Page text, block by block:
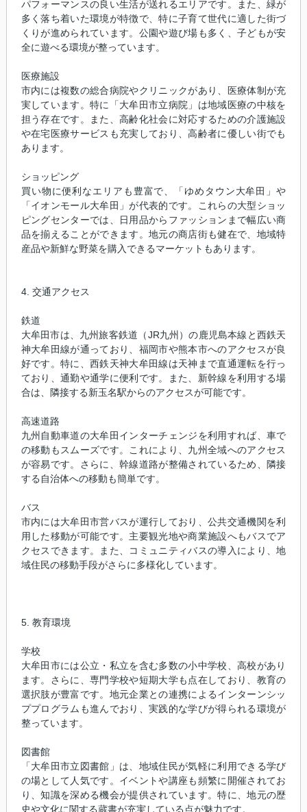
パフォーマンスの良い生活が送れるエリアです。また、緑が
多く落ち着いた環境が特徴で、特に子育て世代に適した街づ
くりが進められています。公園や遊び場も多く、子どもが安
全に遊べる環境が整っています。
医療施設
市内には複数の総合病院やクリニックがあり、医療体制が充
実しています。特に「大牟田市立病院」は地域医療の中核を
担う存在です。また、高齢化社会に対応するための介護施設
や在宅医療サービスも充実しており、高齢者に優しい街でも
あります。
ショッピング
買い物に便利なエリアも豊富で、「ゆめタウン大牟田」や
「イオンモール大牟田」が代表的です。これらの大型ショッ
ピングセンターでは、日用品からファッションまで幅広い商
品を揃えることができます。地元の商店街も健在で、地域特
産品や新鮮な野菜を購入できるマーケットもあります。
4. 交通アクセス
鉄道
大牟田市は、九州旅客鉄道（JR九州）の鹿児島本線と西鉄天
神大牟田線が通っており、福岡市や熊本市へのアクセスが良
好です。特に、西鉄天神大牟田線は天神まで直通運転を行っ
ており、通勤や通学に便利です。また、新幹線を利用する場
合は、隣接する新玉名駅からのアクセスが可能です。
高速道路
九州自動車道の大牟田インターチェンジを利用すれば、車で
の移動もスムーズです。これにより、九州全域へのアクセス
が容易です。さらに、幹線道路が整備されているため、隣接
する自治体への移動も簡単です。
バス
市内には大牟田市営バスが運行しており、公共交通機関を利
用した移動が可能です。主要観光地や商業施設へもバスでア
クセスできます。また、コミュニティバスの導入により、地
域住民の移動手段がさらに多様化しています。
5. 教育環境
学校
大牟田市には公立・私立を含む多数の小中学校、高校があり
ます。さらに、専門学校や短期大学も点在しており、教育の
選択肢が豊富です。地元企業との連携によるインターンシッ
ププログラムも進んでおり、実践的な学びが得られる環境が
整っています。
図書館
「大牟田市立図書館」は、地域住民が気軽に利用できる学び
の場として人気です。イベントや講座も頻繁に開催されてお
り、知識を深める機会が提供されています。特に、地元の歴
史や文化に関する蔵書が充実している点が魅力です。